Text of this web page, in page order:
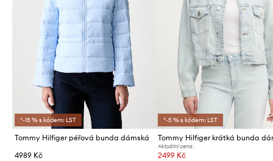
*-15 % s kódem: LST
Tommy Hilfiger péřová bunda dámská
4989 Kč
*-5 % s kódem: LST
Aktuální cena:
2499 Kč